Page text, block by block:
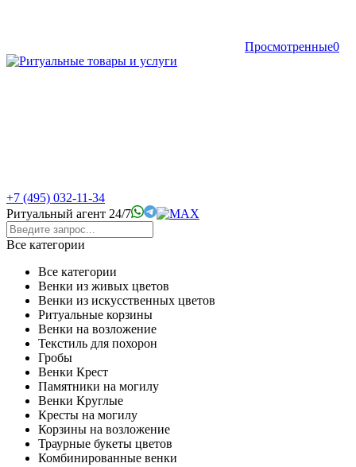
Просмотренные0
+7 (495) 032-11-34
Ритуальный агент 24/7
Все категории
Все категории
Венки из живых цветов
Венки из искусственных цветов
Ритуальные корзины
Венки на возложение
Текстиль для похорон
Гробы
Венки Крест
Памятники на могилу
Венки Круглые
Кресты на могилу
Корзины на возложение
Траурные букеты цветов
Комбинированные венки